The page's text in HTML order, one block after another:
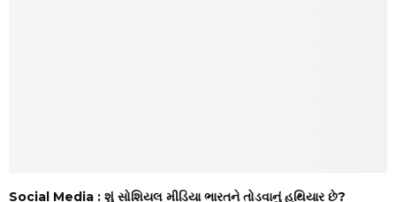
Social Media : શું સોશિયલ મીડિયા ભારતને તોડવાનું હથિયાર છે?